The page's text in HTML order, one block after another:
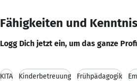
Fähigkeiten und
Logg Dich jetzt ein, um das ganze
KITA Kinderbetreuung Frühpädagogik